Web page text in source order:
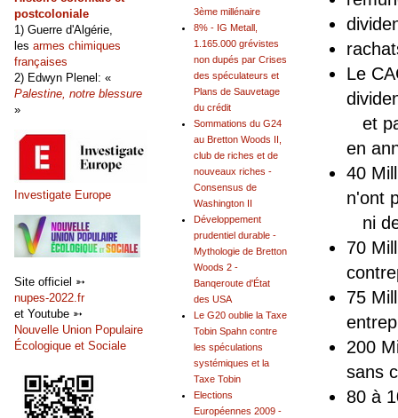
Le
et
en
40
n'ont
ni
70
75
200
sans
80 à
3ème millénaire
8% - IG Metall,
1.165.000 grévistes
non dupés par Crises
des spéculateurs et
Plans de Sauvetage
du crédit
Sommations du G24
au Bretton Woods II,
club de riches et de
nouveaux riches -
Consensus de
Washington II
Développement
prudentiel durable -
Mythologie de Bretton
Woods 2 -
Banqeroute d'État
des USA
Le G20 oublie la Taxe
Tobin Spahn contre
les spéculations
systémiques et la
Taxe Tobin
Elections
Européennes 2009 -
postcoloniale
1) Guerre d'Algérie,
les armes chimiques
françaises
2) Edwyn Plenel: «
Palestine, notre blessure
»
Investigate Europe
Site officiel ➳
nupes-2022.fr
et Youtube ➳
Nouvelle Union Populaire
Écologique et Sociale